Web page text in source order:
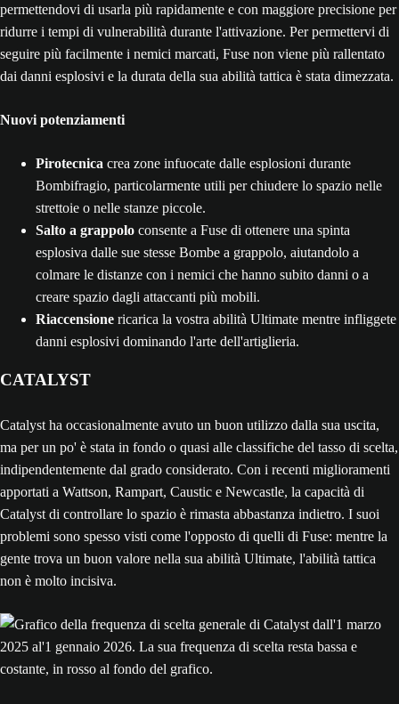
permettendovi di usarla più rapidamente e con maggiore precisione per
ridurre i tempi di vulnerabilità durante l'attivazione. Per permettervi di
seguire più facilmente i nemici marcati, Fuse non viene più rallentato
dai danni esplosivi e la durata della sua abilità tattica è stata dimezzata.
Nuovi potenziamenti
Pirotecnica crea zone infuocate dalle esplosioni durante
Bombifragio, particolarmente utili per chiudere lo spazio nelle
strettoie o nelle stanze piccole.
Salto a grappolo consente a Fuse di ottenere una spinta
esplosiva dalle sue stesse Bombe a grappolo, aiutandolo a
colmare le distanze con i nemici che hanno subito danni o a
creare spazio dagli attaccanti più mobili.
Riaccensione ricarica la vostra abilità Ultimate mentre infliggete
danni esplosivi dominando l'arte dell'artiglieria.
CATALYST
Catalyst ha occasionalmente avuto un buon utilizzo dalla sua uscita,
ma per un po' è stata in fondo o quasi alle classifiche del tasso di scelta,
indipendentemente dal grado considerato. Con i recenti miglioramenti
apportati a Wattson, Rampart, Caustic e Newcastle, la capacità di
Catalyst di controllare lo spazio è rimasta abbastanza indietro. I suoi
problemi sono spesso visti come l'opposto di quelli di Fuse: mentre la
gente trova un buon valore nella sua abilità Ultimate, l'abilità tattica
non è molto incisiva.